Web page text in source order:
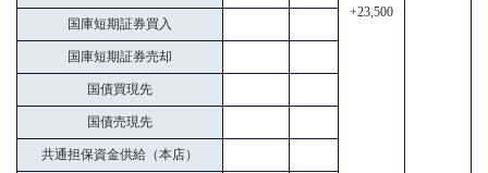
+23,500
国庫短期証券買入
国庫短期証券売却
国債買現先
国債売現先
共通担保資金供給（本店）